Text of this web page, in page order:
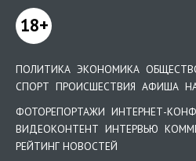
18+
ПОЛИТИКА ЭКОНОМИКА
СПОРТ ПРОИСШЕСТВИЯ АФИША
ФОТОРЕПОРТАЖИ ИНТЕРНЕТ-
ВИДЕОКОНТЕНТ ИНТЕРВЬЮ
РЕЙТИНГ НОВОСТЕЙ